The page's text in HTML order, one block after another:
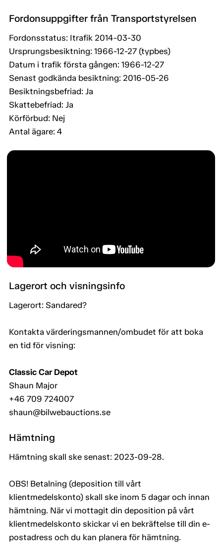
Fordonsuppgifter från Transportstyrelsen
Fordonsstatus: Itrafik 2014-03-30
Ursprungsbesiktning: 1966-12-27 (typbes)
Datum i trafik första gången: 1966-12-27
Senast godkända besiktning: 2016-05-26
Besiktningsbefriad: Ja
Skattebefriad: Ja
Körförbud: Nej
Antal ägare: 4
Lagerort och visningsinfo
Lagerort: Sandared?
Kontakta värderingsmannen/ombudet för att boka
en tid för visning:
Classic Car Depot
Shaun Major
+46 709 724007
shaun@bilwebauctions.se
Hämtning
Hämtning skall ske senast: 2023-09-28.
OBS! Betalning (deposition till vårt
klientmedelskonto) skall ske inom 5 dagar och innan
hämtning. När vi mottagit din deposition på vårt
klientmedelskonto skickar vi en bekräftelse till din e-
postadress och du kan planera för hämtning.